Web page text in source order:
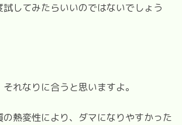
してみたらいいのではないでしょう
れなりに合うと思いますよ。
熱変性により、ダマになりやすかった